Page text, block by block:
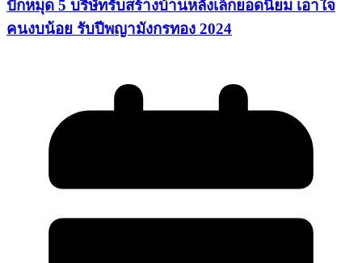
ปักหมุด 5 บริษัทรับสร้างบ้านหลังเล็กยอดนิยม เอาใจ
คนงบน้อย รับปีพญามังกรทอง 2024